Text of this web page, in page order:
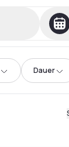
Dauer